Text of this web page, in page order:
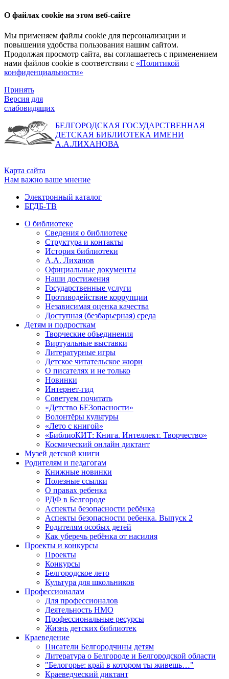
О файлах cookie на этом веб-сайте
Мы применяем файлы cookie для персонализации и
повышения удобства пользования нашим сайтом.
Продолжая просмотр сайта, вы соглашаетесь с применением
нами файлов cookie в соответствии с «Политикой
конфиденциальности»
Принять
Версия для
слабовидящих
БЕЛГОРОДСКАЯ ГОСУДАРСТВЕННАЯ
ДЕТСКАЯ БИБЛИОТЕКА ИМЕНИ
А.А.ЛИХАНОВА
Карта сайта
Нам важно ваше мнение
Электронный каталог
БГДБ-ТВ
О библиотеке
Сведения о библиотеке
Структура и контакты
История библиотеки
А.А. Лиханов
Официальные документы
Наши достижения
Государственные услуги
Противодействие коррупции
Независимая оценка качества
Доступная (безбарьерная) среда
Детям и подросткам
Творческие объединения
Виртуальные выставки
Литературные игры
Детское читательское жюри
О писателях и не только
Новинки
Интернет-гид
Советуем почитать
«Детство БЕЗопасности»
Волонтёры культуры
«Лето с книгой»
«БиблиоКИТ: Книга. Интеллект. Творчество»
Космический онлайн диктант
Музей детской книги
Родителям и педагогам
Книжные новинки
Полезные ссылки
О правах ребенка
РДФ в Белгороде
Аспекты безопасности ребёнка
Аспекты безопасности ребенка. Выпуск 2
Родителям особых детей
Как уберечь ребёнка от насилия
Проекты и конкурсы
Проекты
Конкурсы
Белгородское лето
Культура для школьников
Профессионалам
Для профессионалов
Деятельность НМО
Профессиональные ресурсы
Жизнь детских библиотек
Краеведение
Писатели Белгородчины детям
Литература о Белгороде и Белгородской области
"Белогорье: край в котором ты живешь…"
Краеведческий диктант